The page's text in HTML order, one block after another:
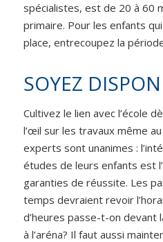
spécialistes, est de 20 à 60
primaire. Pour les enfants
place, entrecoupez la
SOYEZ
Cultivez le lien avec l’école
l’œil sur les travaux même
experts sont unanimes :
études de leurs enfants est
garanties de réussite. Les
temps devraient revoir
d’heures passe-t-on devant
à l’aréna? Il faut aussi